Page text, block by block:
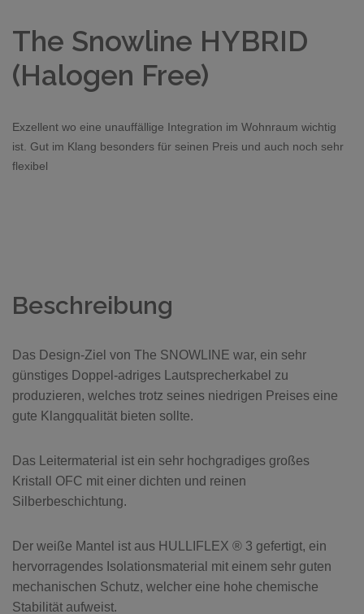
The Snowline HYBRID
(Halogen Free)
Exzellent wo eine unauffällige Integration im Wohnraum wichtig
ist. Gut im Klang besonders für seinen Preis und auch noch sehr
flexibel
Beschreibung
Das Design-Ziel von The SNOWLINE war, ein sehr
günstiges Doppel-adriges Lautsprecherkabel zu
produzieren, welches trotz seines niedrigen Preises eine
gute Klangqualität bieten sollte.
Das Leitermaterial ist ein sehr hochgradiges großes
Kristall OFC mit einer dichten und reinen
Silberbeschichtung.
Der weiße Mantel ist aus HULLIFLEX ® 3 gefertigt, ein
hervorragendes Isolationsmaterial mit einem sehr guten
mechanischen Schutz, welcher eine hohe chemische
Stabilität aufweist.